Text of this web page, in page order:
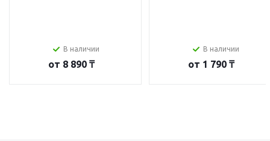
В наличии
от 8 890 ₸
В наличии
от 1 790 ₸